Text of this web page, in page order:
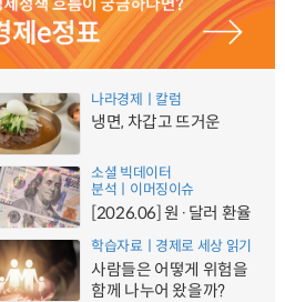
나라경제ㅣ칼럼
냉면, 차갑고 뜨거운
소셜 빅데이터
분석ㅣ이머징이슈
[2026.06] 원·달러 환율
학습자료ㅣ경제로 세상 읽기
사람들은 어떻게 위험을
함께 나누어 왔을까?